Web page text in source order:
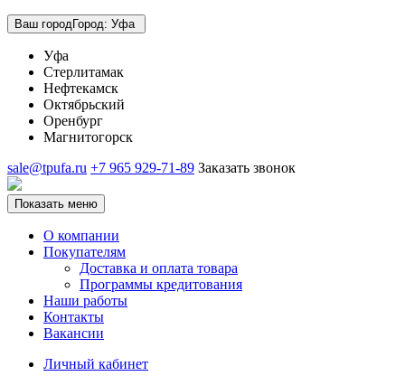
Ваш городГород: Уфа
Уфа
Стерлитамак
Нефтекамск
Октябрьский
Оренбург
Магнитогорск
sale@tpufa.ru +7 965 929-71-89 Заказать звонок
Показать меню
О компании
Покупателям
Доставка и оплата товара
Программы кредитования
Наши работы
Контакты
Вакансии
Личный кабинет